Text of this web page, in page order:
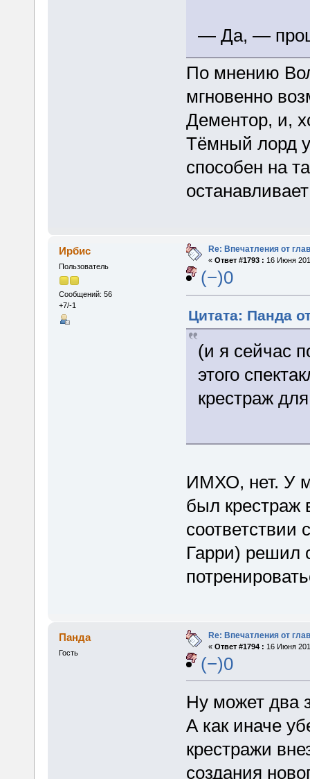
— Да, —
По мнению
мгновенно
Дементор, и,
Тёмный лорд
способен на
останавливает
Ирбис
Пользователь
Сообщений: 56
+7/-1
Re: Впечатления от
« Ответ #1793 : 16 Июня
(−)0
Цитата: Панда
(и я сейчас
этого
крестраж
ИМХО, нет. У
был крестраж
соответствии
Гарри) решил
Панда
Гость
Re: Впечатления от
« Ответ #1794 : 16 Июня
(−)0
Ну может два
А как иначе
крестражи
создания